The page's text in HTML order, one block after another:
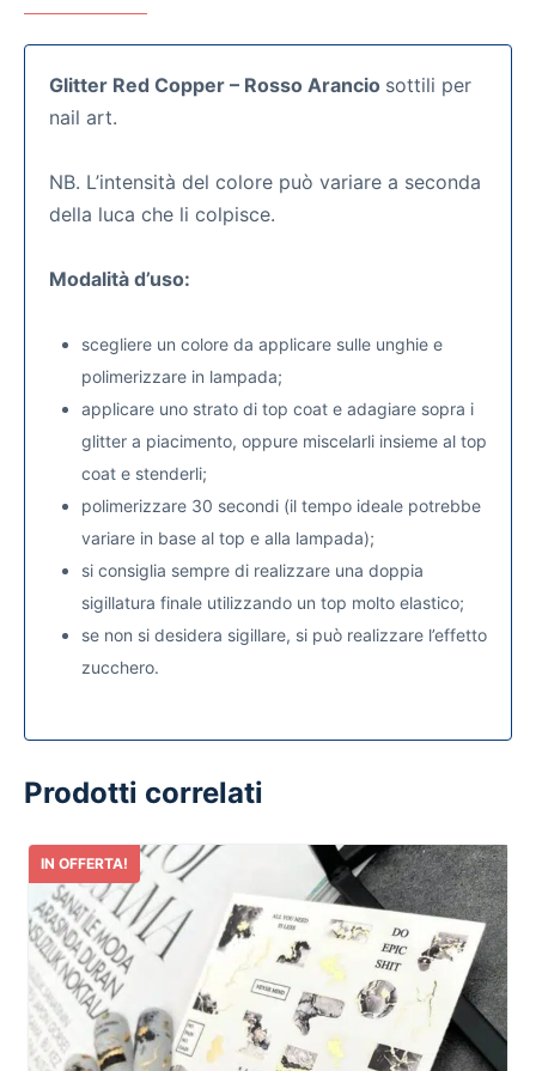
Glitter Red Copper – Rosso Arancio sottili per
nail art.
NB. L’intensità del colore può variare a seconda
della luca che li colpisce.
Modalità d’uso:
scegliere un colore da applicare sulle unghie e
polimerizzare in lampada;
applicare uno strato di top coat e adagiare sopra i
glitter a piacimento, oppure miscelarli insieme al top
coat e stenderli;
polimerizzare 30 secondi (il tempo ideale potrebbe
variare in base al top e alla lampada);
si consiglia sempre di realizzare una doppia
sigillatura finale utilizzando un top molto elastico;
se non si desidera sigillare, si può realizzare l’effetto
zucchero.
Prodotti correlati
IN OFFERTA!